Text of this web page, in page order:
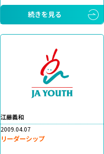
続きを見る
江藤義和
2009.04.07
リーダーシップ